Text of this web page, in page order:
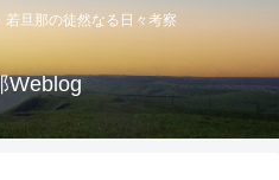
旦那の徒然なる日々考察
Weblog